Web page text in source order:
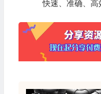
快速、准确、高